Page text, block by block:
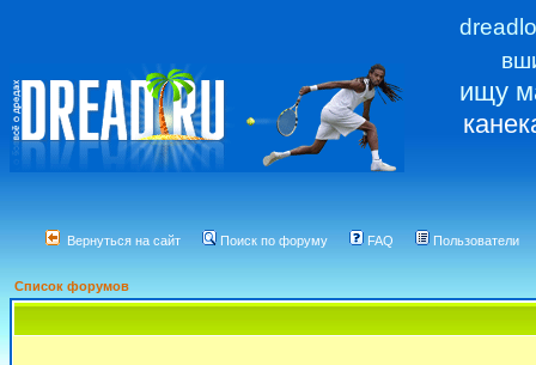
ищу
Вернуться на сайт Поиск по форуму FAQ Пользователи
Список форумов